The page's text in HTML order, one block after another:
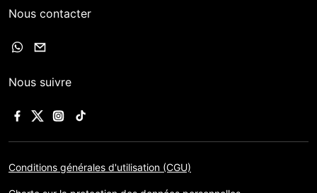
Nous contacter
Nous suivre
Conditions générales d'utilisation (CGU)